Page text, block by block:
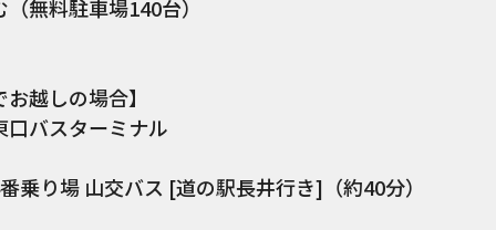
無料駐車場140台）
越しの場合】
口バスターミナル
場 山交バス [道の駅長井行き]（約40分）